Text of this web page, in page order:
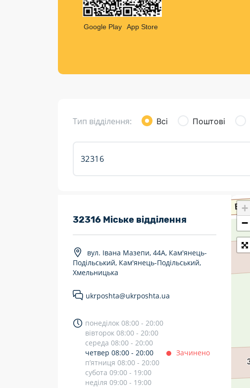
Листи та листівки
Кур’єрська доставка
Google Play App Store
Тип відділення: Всі Поштові
7 днів на тиждень
Працюють після 19:00
Працюють у вихідні
32316 Міське відділення
вул. Івана Мазепи, 44А, Кам'янець-
Подільський, Кам'янець-Подільський,
Хмельницька
ukrposhta@ukrposhta.ua
понеділок 08:00 - 20:00
вівторок 08:00 - 20:00
середа 08:00 - 20:00
четвер 08:00 - 20:00
Зачинено
п’ятниця 08:00 - 20:00
субота 09:00 - 19:00
неділя 09:00 - 19:00
+
−